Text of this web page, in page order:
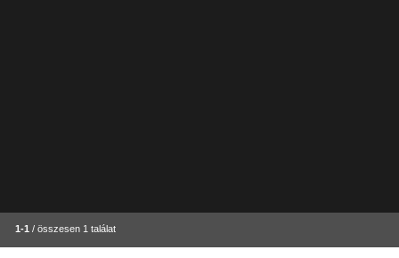
1-1 / összesen 1 találat